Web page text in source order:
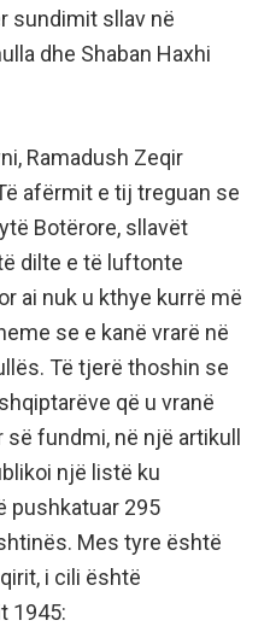
sundimit sllav në
dhe Shaban Haxhi
Ramadush Zeqir
afërmit e tij treguan se
Botërore, sllavët
dilte e të luftonte
ai nuk u kthye kurrë më
se e kanë vrarë në
Të tjerë thoshin se
që u vranë
fundmi, në një artikull
një listë ku
pushkatuar 295
Mes tyre është
i cili është
1945: